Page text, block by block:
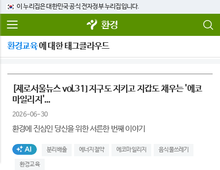
이 누리집은 대한민국 공식 전자정부 누리집입니다.
환경
환경교육에 대한 태그클라우드
[제로서울뉴스 vol.31] 지구도 지키고 지갑도 채우는 '에코
마일리지'...
2026-06-30
환경에 진심인 당신을 위한 서른한 번째 이야기
AI생성태그 분리배출 에너지절약 에코마일리지 음식물쓰레기
환경교육